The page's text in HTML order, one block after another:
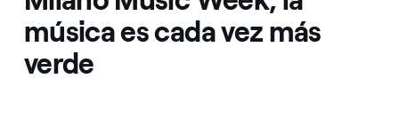
música es cada vez más
verde